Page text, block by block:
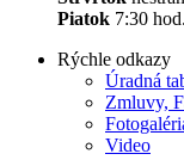
Piatok 7:30
Rýchle odkazy
Úradná
Zmluvy,
Video